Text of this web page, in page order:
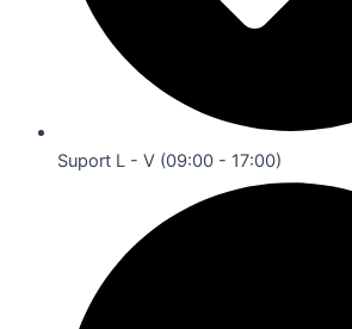
Suport L - V (09:00 - 17:00)